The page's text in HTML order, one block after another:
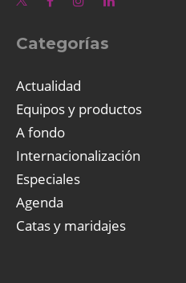
Categorías
Actualidad
Equipos y productos
A fondo
Internacionalización
Especiales
Agenda
Catas y maridajes